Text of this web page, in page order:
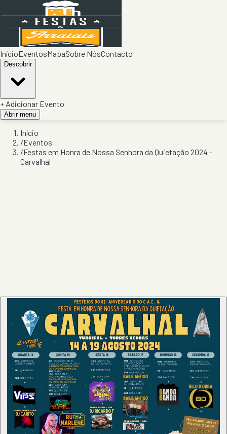
InícioEventosMapaSobre NósContacto
Descobrir
+ Adicionar Evento
Abrir menu
Início
/Eventos
/Festas em Honra de Nossa Senhora da Quietação 2024 -
Carvalhal